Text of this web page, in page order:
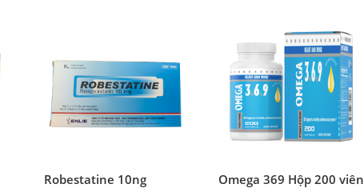
Robestatine 10ng Omega 369 Hộp 200 viên